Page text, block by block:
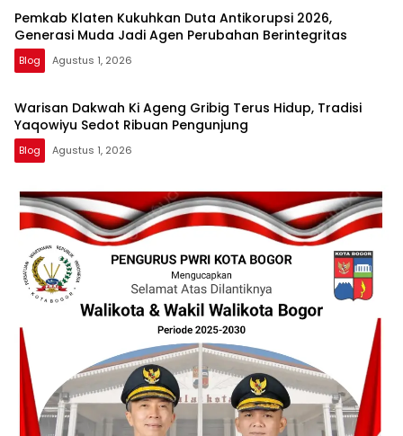
Pemkab Klaten Kukuhkan Duta Antikorupsi 2026,
Generasi Muda Jadi Agen Perubahan Berintegritas
Blog Agustus 1, 2026
Warisan Dakwah Ki Ageng Gribig Terus Hidup, Tradisi
Yaqowiyu Sedot Ribuan Pengunjung
Blog Agustus 1, 2026